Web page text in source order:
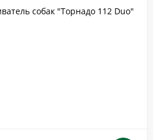
собак "Торнадо 112 Duo"